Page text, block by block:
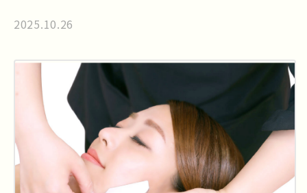
2025.10.26